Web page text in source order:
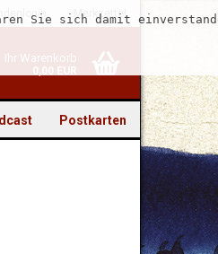
Merkzettel
Ihr Warenkorb
0,00 EUR
Sie sich damit
Postkarten